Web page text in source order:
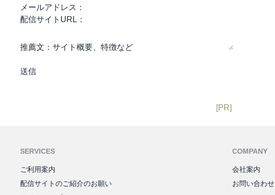
メールアドレス：
配信サイトURL：
推薦文： サイト概要、特徴など
[PR]
SERVICES
ご利用案内
配信サイトのご紹介のお願い
COMPANY
会社案内
お問い合わせ